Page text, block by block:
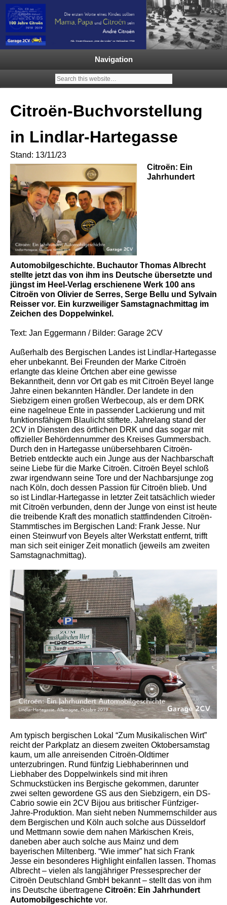
Ein neuer Citroën 2CV | ECO
2000 |1.200 Enten mehr in
Deutschland | French Classic
Events |
Garage 2CV – Automobile Klassiker
Navigation
Citroën-Buchvorstellung
in Lindlar-Hartegasse
Stand: 13/11/23
Citroën: Ein
Jahrhundert
Automobilgeschichte. Buchautor Thomas Albrecht
stellte jetzt das von ihm ins Deutsche übersetzte und
jüngst im Heel-Verlag erschienene Werk 100 ans
Citroën von Olivier de Serres, Serge Bellu und Sylvain
Reisser vor. Ein kurzweiliger Samstagnachmittag im
Zeichen des Doppelwinkel.
Text: Jan Eggermann / Bilder: Garage 2CV
Außerhalb des Bergischen Landes ist Lindlar-Hartegasse
eher unbekannt. Bei Freunden der Marke Citroën
erlangte das kleine Örtchen aber eine gewisse
Bekanntheit, denn vor Ort gab es mit Citroën Beyel lange
Jahre einen bekannten Händler. Der landete in den
Siebzigern einen großen Werbecoup, als er dem DRK
eine nagelneue Ente in passender Lackierung und mit
funktionsfähigem Blaulicht stiftete. Jahrelang stand der
2CV in Diensten des örtlichen DRK und das sogar mit
offizieller Behördennummer des Kreises Gummersbach.
Durch den in Hartegasse unübersehbaren Citroën-
Betrieb entdeckte auch ein Junge aus der Nachbarschaft
seine Liebe für die Marke Citroën. Citroën Beyel schloß
zwar irgendwann seine Tore und der Nachbarsjunge zog
nach Köln, doch dessen Passion für Citroën blieb. Und
so ist Lindlar-Hartegasse in letzter Zeit tatsächlich wieder
mit Citroën verbunden, denn der Junge von einst ist heute
die treibende Kraft des monatlich stattfindenden Citroën-
Stammtisches im Bergischen Land: Frank Jesse. Nur
einen Steinwurf von Beyels alter Werkstatt entfernt, trifft
man sich seit einiger Zeit monatlich (jeweils am zweiten
Samstagnachmittag).
Am typisch bergischen Lokal “Zum Musikalischen Wirt”
reicht der Parkplatz an diesem zweiten Oktobersamstag
kaum, um alle anreisenden Citroën-Oldtimer
unterzubringen. Rund fünfzig Liebhaberinnen und
Liebhaber des Doppelwinkels sind mit ihren
Schmuckstücken ins Bergische gekommen, darunter
zwei selten gewordene GS aus den Siebzigern, ein DS-
Cabrio sowie ein 2CV Bijou aus britischer Fünfziger-
Jahre-Produktion. Man sieht neben Nummernschilder aus
dem Bergischen und Köln auch solche aus Düsseldorf
und Mettmann sowie dem nahen Märkischen Kreis,
daneben aber auch solche aus Mainz und dem
bayerischen Miltenberg. “Wie immer” hat sich Frank
Jesse ein besonderes Highlight einfallen lassen. Thomas
Albrecht – vielen als langjähriger Pressesprecher der
Citroën Deutschland GmbH bekannt – stellt das von ihm
ins Deutsche übertragene Citroën: Ein Jahrhundert
Automobilgeschichte vor.